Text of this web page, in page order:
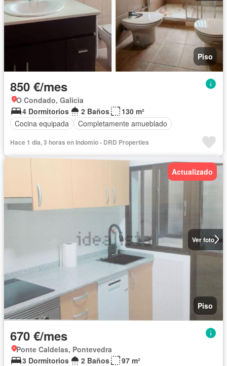
Piso
850 €/mes
O Condado, Galicia
4 Dormitorios
2 Baños
130 m²
Cocina equipada
Completamente amueblado
Hace 1 día, 3 horas en Indomio - DRD Properties
Ver foto
Actualizado
Piso
670 €/mes
Ponte Caldelas, Pontevedra
3 Dormitorios
2 Baños
97 m²